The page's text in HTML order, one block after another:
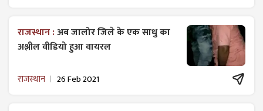
राजस्थान :अब जालोर जिले के एक साधु का
अश्लील वीडियो हुआ वायरल
राजस्थान 26 Feb 2021